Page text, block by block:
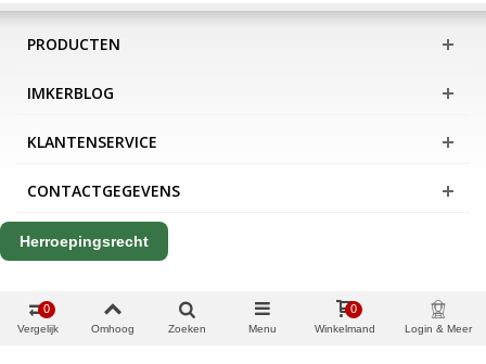
PRODUCTEN
IMKERBLOG
KLANTENSERVICE
CONTACTGEGEVENS
Herroepingsrecht
Vergelijk
0
Omhoog Zoeken Menu Winkelmand
0
Login & Meer